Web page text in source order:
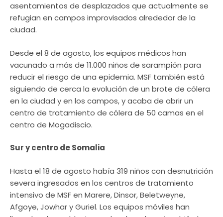
asentamientos de desplazados que actualmente se
refugian en campos improvisados alrededor de la
ciudad.
Desde el 8 de agosto, los equipos médicos han
vacunado a más de 11.000 niños de sarampión para
reducir el riesgo de una epidemia. MSF también está
siguiendo de cerca la evolución de un brote de cólera
en la ciudad y en los campos, y acaba de abrir un
centro de tratamiento de cólera de 50 camas en el
centro de Mogadiscio.
Sur y centro de Somalia
Hasta el 18 de agosto había 319 niños con desnutrición
severa ingresados en los centros de tratamiento
intensivo de MSF en Marere, Dinsor, Beletweyne,
Afgoye, Jowhar y Guriel. Los equipos móviles han